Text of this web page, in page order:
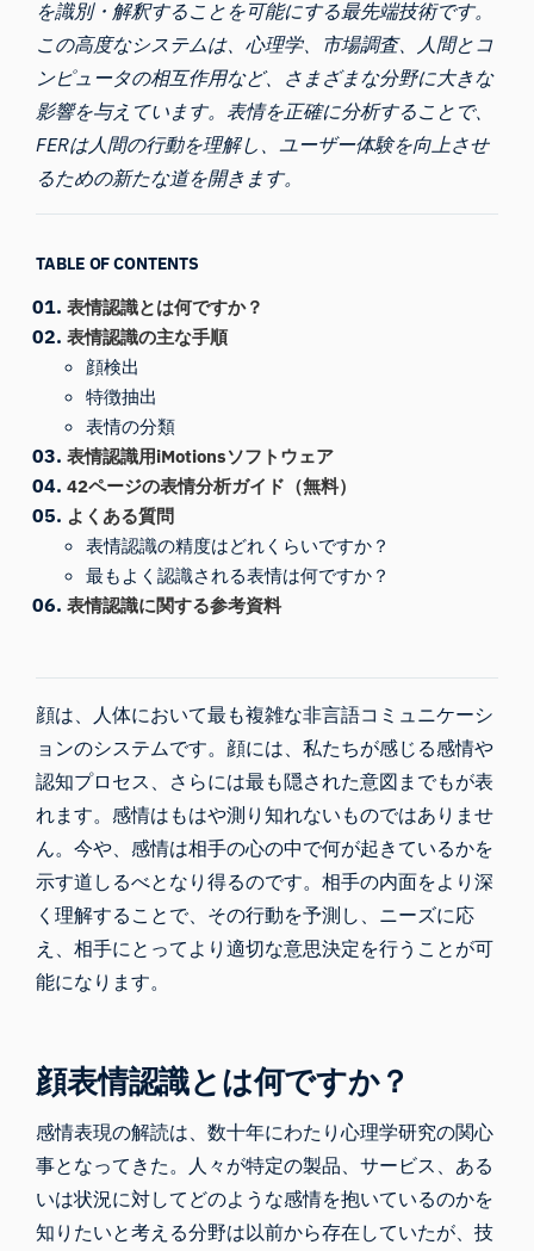
を識別・解釈することを可能にする最先端技術です。
この高度なシステムは、心理学、市場調査、人間とコ
ンピュータの相互作用など、さまざまな分野に大きな
影響を与えています。表情を正確に分析することで、
FERは人間の行動を理解し、ユーザー体験を向上させ
るための新たな道を開きます。
TABLE OF CONTENTS
表情認識とは何ですか？
表情認識の主な手順
顔検出
特徴抽出
表情の分類
表情認識用iMotionsソフトウェア
42ページの表情分析ガイド（無料）
よくある質問
表情認識の精度はどれくらいですか？
最もよく認識される表情は何ですか？
表情認識に関する参考資料
顔は、人体において最も複雑な非言語コミュニケーシ
ョンのシステムです。顔には、私たちが感じる感情や
認知プロセス、さらには最も隠された意図までもが表
れます。感情はもはや測り知れないものではありませ
ん。今や、感情は相手の心の中で何が起きているかを
示す道しるべとなり得るのです。相手の内面をより深
く理解することで、その行動を予測し、ニーズに応
え、相手にとってより適切な意思決定を行うことが可
能になります。
顔表情認識とは何ですか？
感情表現の解読は、数十年にわたり心理学研究の関心
事となってきた。人々が特定の製品、サービス、ある
いは状況に対してどのような感情を抱いているのかを
知りたいと考える分野は以前から存在していたが、技